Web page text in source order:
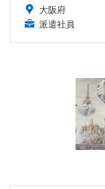
大阪府
派遣社員